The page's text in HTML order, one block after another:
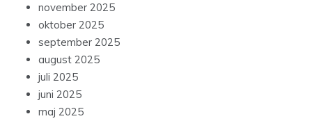
november 2025
oktober 2025
september 2025
august 2025
juli 2025
juni 2025
maj 2025